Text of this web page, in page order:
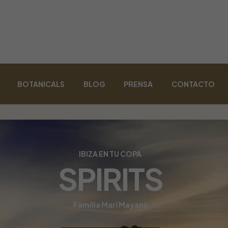
BOTANICALS BLOG PRENSA CONTACTO
IBIZA EN TU COPA
SPIRITS
Familia Marí Mayans